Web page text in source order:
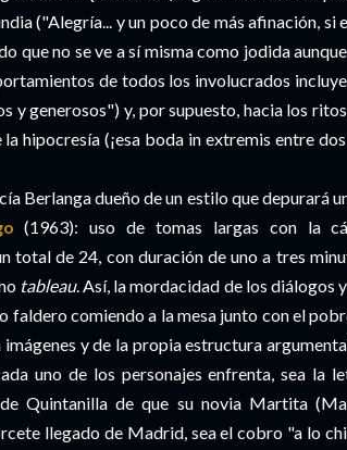
("Alegría... y un poco de más afinación, si
que no se ve a sí misma como jodida
de todos los involucrados
y generosos") y, por supuesto, hacia los
hipocresía (¡esa boda in extremis entre
Berlanga dueño de un estilo que depurará
(1963): uso de tomas largas con la
total de 24, con duración de uno a tres
tableau. Así, la mordacidad de los diálogos
faldero comiendo a la mesa junto con el
y de la propia estructura
uno de los personajes enfrenta, sea la
Quintanilla de que su novia Martita
llegado de Madrid, sea el cobro "a lo